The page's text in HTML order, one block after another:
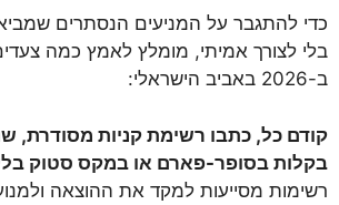
כדי להתגבר על המניעים הנסתרים
בלי לצורך אמיתי, מומלץ לאמץ כמה
ב-2026 באביב הישראלי:
קודם כל, כתבו רשימת קניות מסודרת,
בקלות בסופר-פארם או במקס סטוק
רשימות מסייעות למקד את ההוצאה